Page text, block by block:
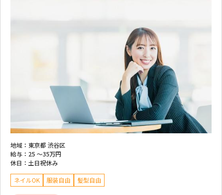
地域： 東京都 渋谷区
給与： 25 ～35万円
休日： 土日祝休み
ネイルOK 服装自由 髪型自由